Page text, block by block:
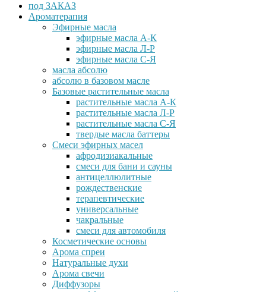
под ЗАКАЗ
Ароматерапия
Эфирные масла
эфирные масла А-К
эфирные масла Л-Р
эфирные масла С-Я
масла абсолю
абсолю в базовом масле
Базовые растительные масла
растительные масла А-К
растительные масла Л-Р
растительные масла С-Я
твердые масла баттеры
Cмеси эфирных масел
афродизиакальные
смеси для бани и сауны
антицеллюлитные
рождественские
терапевтические
универсальные
чакральные
смеси для автомобиля
Косметические основы
Арома спреи
Натуральные духи
Арома свечи
Диффузоры